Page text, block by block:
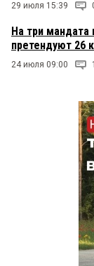
29 июля 15:39
На три
претендуют 26
24 июля 09:00